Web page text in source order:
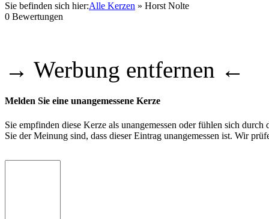
Sie befinden sich hier:Alle Kerzen » Horst Nolte
0 Bewertungen
→ Werbung entfernen ←
Melden Sie eine unangemessene Kerze
Sie empfinden diese Kerze als unangemessen oder fühlen sich
Sie der Meinung sind, dass dieser Eintrag unangemessen ist. Wir